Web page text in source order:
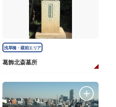
浅草橋・蔵前エリア
葛飾北斎墓所